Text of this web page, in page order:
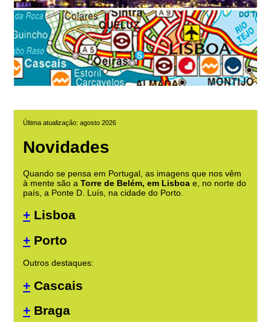
Última atualização: agosto 2026
Novidades
Quando se pensa em Portugal, as imagens que nos vêm
à mente são a Torre de Belém, em Lisboa e, no norte do
país, a Ponte D. Luís, na cidade do Porto.
+ Lisboa
+ Porto
Outros destaques:
+ Cascais
+ Braga